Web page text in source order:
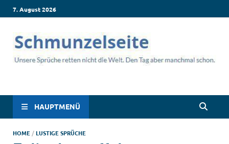
7. August 2026
Schmunzelseite –
Coole lustige Sprüche
für intensives
für jede Situation: Leben, Job, Liebe, Geburtstag & mehr. Lachen
ist hier garantiert!
HAUPTMENÜ
HOME /LUSTIGE SPRÜCHE